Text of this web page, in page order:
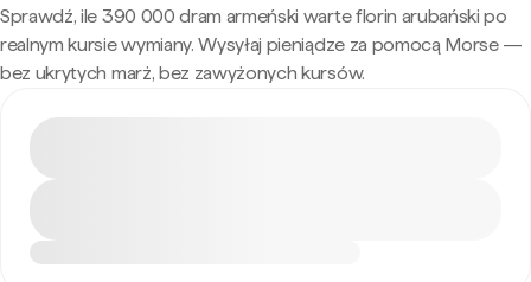
Sprawdź, ile 390 000 dram armeński warte florin arubański po
realnym kursie wymiany. Wysyłaj pieniądze za pomocą Morse —
bez ukrytych marż, bez zawyżonych kursów.